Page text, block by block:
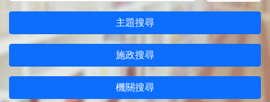
主題搜尋
施政搜尋
機關搜尋